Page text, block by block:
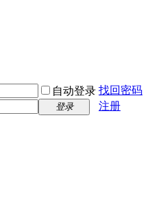
自动登录 找回密码
登录
注册